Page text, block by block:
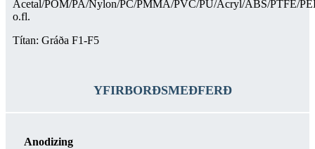
Acetal/POM/PA/Nylon/PC/PMMA/PVC/PU/Acryl/ABS/PTFE/
o.fl.
Títan: Gráða F1-F5
YFIRBORÐSMEÐFERÐ
Anodizing